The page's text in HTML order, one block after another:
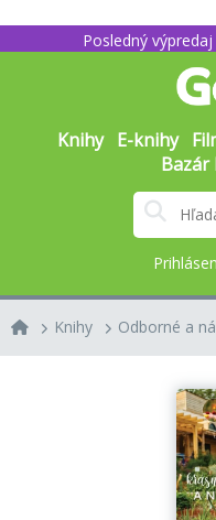
Posledný
Knihy E-knihy
Bazár
Knihy Odborné a